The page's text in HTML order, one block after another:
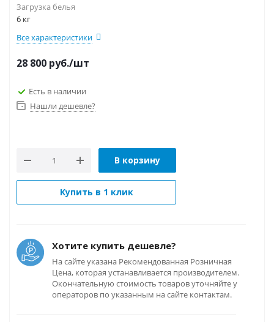
Загрузка белья
6 кг
Все характеристики
28 800 руб./шт
Есть в наличии
Нашли дешевле?
В корзину
Купить в 1 клик
Хотите купить дешевле?
На сайте указана Рекомендованная Розничная
Цена, которая устанавливается производителем.
Окончательную стоимость товаров уточняйте у
операторов по указанным на сайте контактам.